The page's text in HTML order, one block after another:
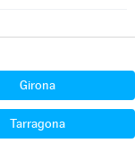
Girona
Tarragona